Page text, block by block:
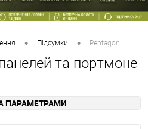
• Підсумки • Pentagon
та портмоне
ПАРАМЕТРАМИ